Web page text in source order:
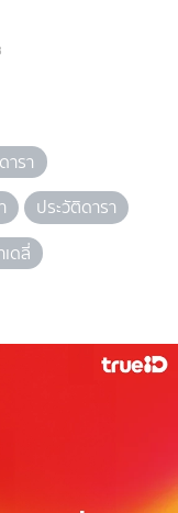
ารา
ประวัติดารา
เดลี่